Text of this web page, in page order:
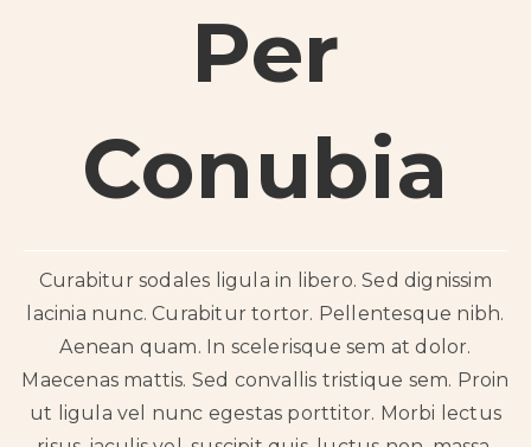
Per
Conubia
Curabitur sodales ligula in libero. Sed dignissim
lacinia nunc. Curabitur tortor. Pellentesque nibh.
Aenean quam. In scelerisque sem at dolor.
Maecenas mattis. Sed convallis tristique sem. Proin
ut ligula vel nunc egestas porttitor. Morbi lectus